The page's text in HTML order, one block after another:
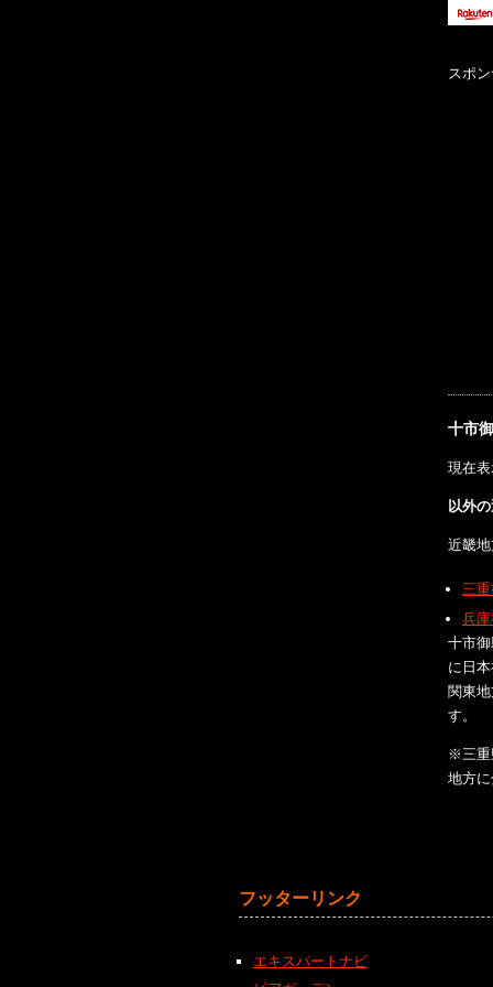
スポ
十市
現在
以外
近畿
三
兵
十市
に日
関東
す。
※三重
地方
フッターリンク
エキスパートナビ